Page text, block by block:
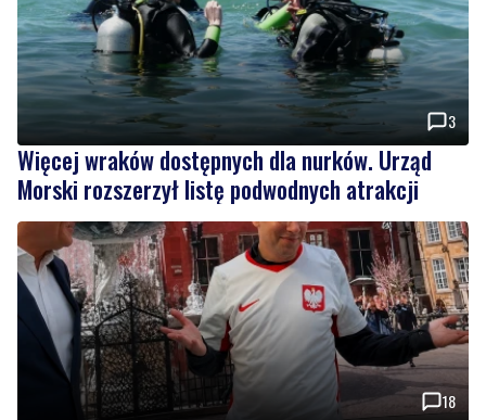
3
Więcej wraków dostępnych dla nurków. Urząd
Morski rozszerzył listę podwodnych atrakcji
18